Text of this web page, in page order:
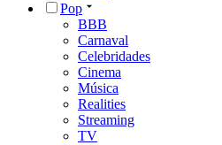
Pop
BBB
Carnaval
Celebridades
Cinema
Música
Realities
Streaming
TV